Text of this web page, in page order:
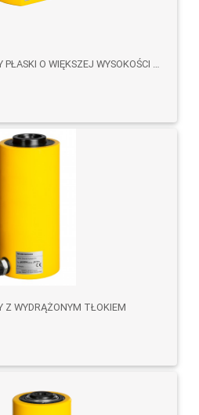
SIŁOWNIK HYDRAULICZNY PŁASKI O WIĘKSZEJ WYSOKOŚCI PODNOSZENIA
Z WYDRĄŻONYM TŁOKIEM